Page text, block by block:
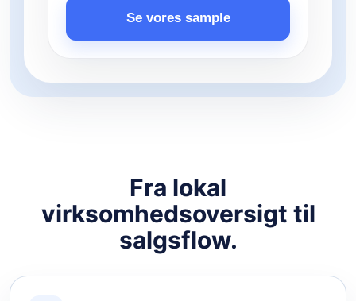
Se vores sample
Fra lokal
virksomhedsoversigt til
salgsflow.